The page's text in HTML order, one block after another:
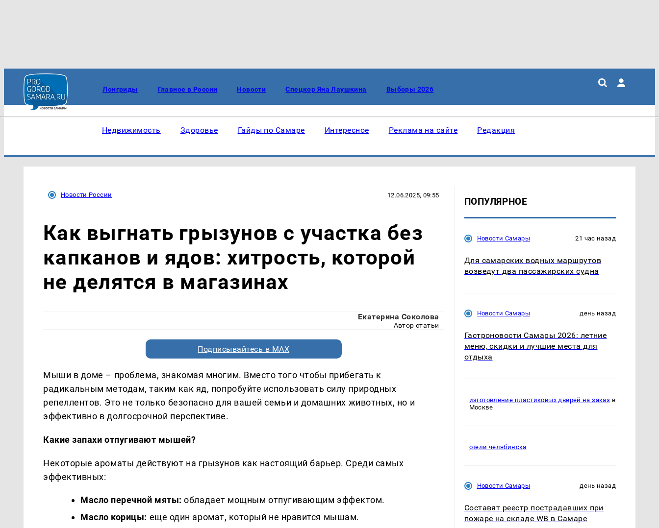
Лонгриды Главное в России Новости Спецкор Яна Лаушкина Выборы 2026
Недвижимость Здоровье Гайды по Самаре Интересное Реклама на сайте Редакция
Новости России 12.06.2025, 09:55
Как выгнать грызунов с участка без
капканов и ядов: хитрость, которой
не делятся в магазинах
Екатерина Соколова
Автор статьи
Подписывайтесь в MAX
Мыши в доме – проблема, знакомая многим. Вместо того чтобы прибегать к
радикальным методам, таким как яд, попробуйте использовать силу природных
репеллентов. Это не только безопасно для вашей семьи и домашних животных, но и
эффективно в долгосрочной перспективе.
Какие запахи отпугивают мышей?
Некоторые ароматы действуют на грызунов как настоящий барьер. Среди самых
эффективных:
Масло перечной мяты: обладает мощным отпугивающим эффектом.
Масло корицы: еще один аромат, который не нравится мышам.
ПОПУЛЯРНОЕ
Новости Самары 21 час назад
Для самарских водных маршрутов
возведут два пассажирских судна
Новости Самары день назад
Гастроновости Самары 2026: летние
меню, скидки и лучшие места для
отдыха
изготовление пластиковых дверей на заказ в
Москве
отели челябинска
Новости Самары день назад
Составят реестр пострадавших при
пожаре на складе WB в Самаре